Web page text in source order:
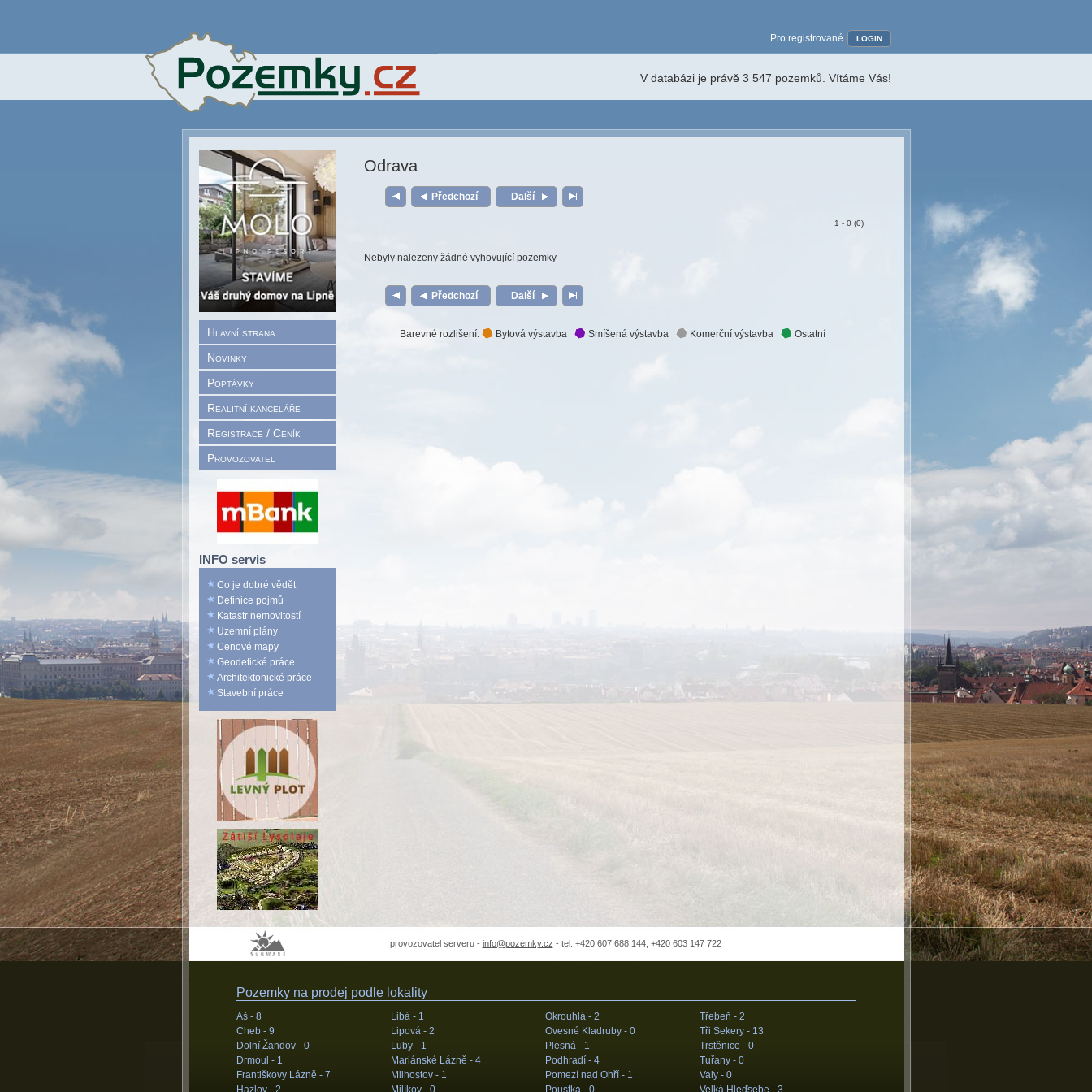
Hlavní strana
Novinky
Poptávky
Realitní kanceláře
Registrace / Ceník
Provozovatel
INFO servis
Co je dobré vědět
Definice pojmů
Katastr nemovitostí
Územní plány
Cenové mapy
Geodetické práce
Architektonické práce
Stavební práce
Pro registrované LOGIN
V databázi je právě 3 547 pozemků. Vítáme Vás!
Odrava
Předchozí Další
1 - 0 (0)
Nebyly nalezeny žádné vyhovující pozemky
Předchozí Další
Barevné rozlišení: Bytová výstavba Smíšená výstavba Komerční výstavba Ostatní
provozovatel serveru - info@pozemky.cz - tel: +420 607 688 144, +420 603 147 722
Pozemky na prodej podle lokality
Aš - 8
Cheb - 9
Dolní Žandov - 0
Drmoul - 1
Františkovy Lázně - 7
Hazlov - 2
Libá - 1
Lipová - 2
Luby - 1
Mariánské Lázně - 4
Milhostov - 1
Milíkov - 0
Okrouhlá - 2
Ovesné Kladruby - 0
Plesná - 1
Podhradí - 4
Pomezí nad Ohří - 1
Poustka - 0
Třebeň - 2
Tři Sekery - 13
Trstěnice - 0
Tuřany - 0
Valy - 0
Velká Hleďsebe - 3